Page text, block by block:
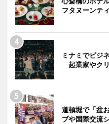
フタヌーンテ
ミナミでビジ
起業家やク
道頓堀で「盆
ブや国際交流